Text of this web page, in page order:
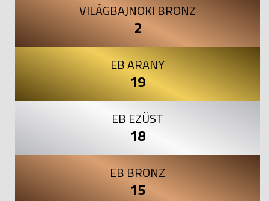
VILÁGBAJNOKI BRONZ
2
EB ARANY
19
EB EZÜST
18
EB BRONZ
15